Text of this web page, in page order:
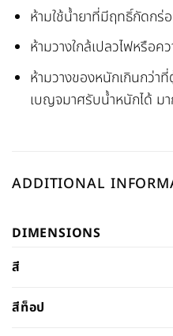
ห้ามใช้น้ำยาที่มีฤทธิ์กัดกร่
ห้ามวางใกล้เปลวไฟหรือค
ห้ามวางของหนักเกินกว่า
เบญจมาศรับน้ำหนักได้ ม
ADDITIONAL
DIMENSIONS
สี
สีท็อป